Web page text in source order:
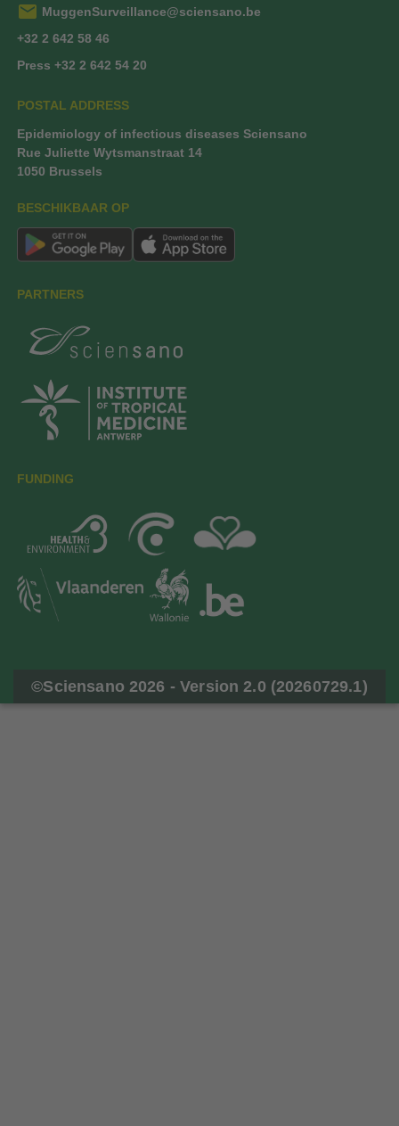
mailMuggenSurveillance@sciensano.be
+32 2 642 58 46
Press +32 2 642 54 20
POSTAL ADDRESS
Epidemiology of infectious diseases Sciensano
Rue Juliette Wytsmanstraat 14
1050 Brussels
BESCHIKBAAR OP
PARTNERS
FUNDING
©Sciensano 2026 - Version 2.0 (20260729.1)